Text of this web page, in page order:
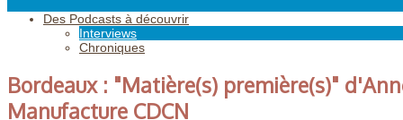
Des Podcasts à découvrir
Interviews
Chroniques
Bordeaux : "Matière(s) première(s)"
Manufacture CDCN